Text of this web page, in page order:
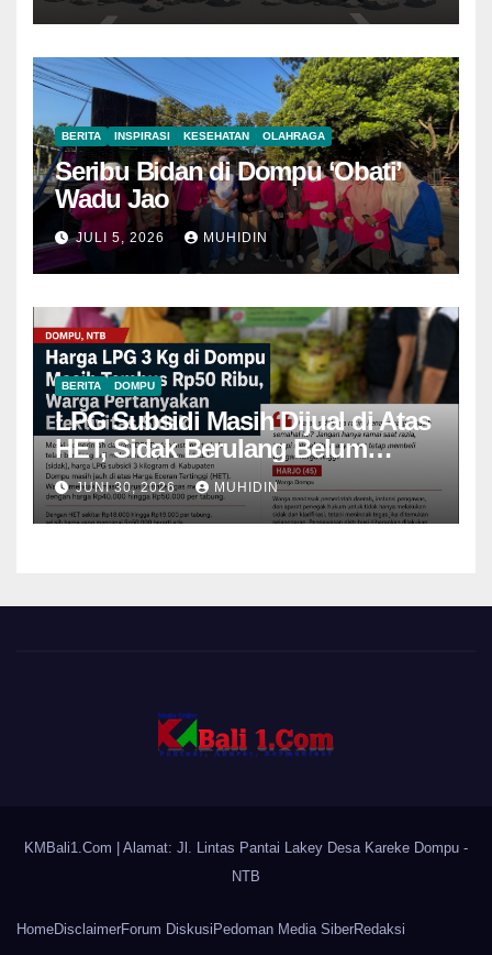
BERITA INSPIRASI KESEHATAN OLAHRAGA
Seribu Bidan di Dompu ‘Obati’
Wadu Jao
JULI 5, 2026 MUHIDIN
BERITA DOMPU
LPG Subsidi Masih Dijual di Atas
HET, Sidak Berulang Belum
Mampu Menekan Harga
JUNI 30, 2026 MUHIDIN
KMBali1.Com
| Alamat: Jl. Lintas Pantai Lakey Desa Kareke Dompu -
NTB
HomeDisclaimerForum Diskusi Pedoman Media SiberRedaksi